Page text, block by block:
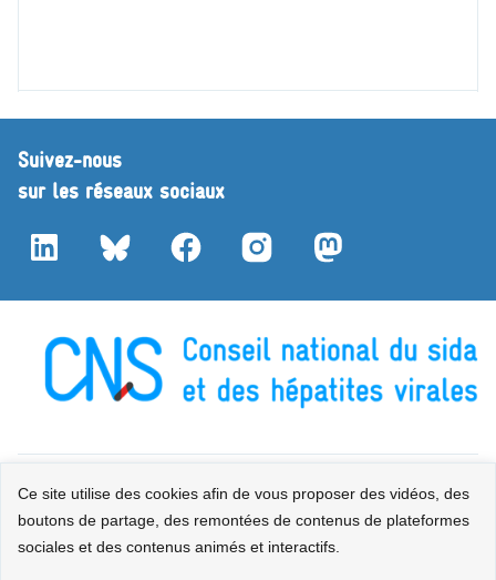
Ce site utilise des cookies afin de vous proposer des vidéos, des
boutons de partage, des remontées de contenus de plateformes
sociales et des contenus animés et interactifs.
Suivez-nous
sur les réseaux sociaux
LinkedIn Bluesky FacebookInstagram
conforme Données personnelles Gestion des cookies